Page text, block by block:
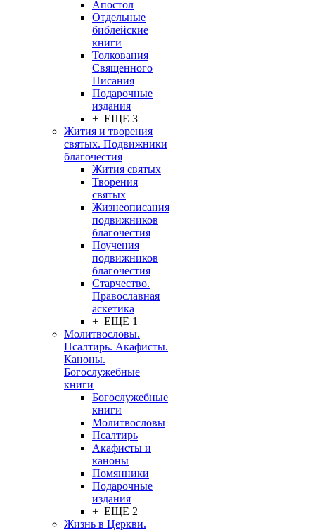
Апостол
Отдельные
библейские
книги
Толкования
Священного
Писания
Подарочные
издания
+ ЕЩЕ 3
Жития и творения
святых. Подвижники
благочестия
Жития святых
Творения
святых
Жизнеописания
подвижников
благочестия
Поучения
подвижников
благочестия
Старчество.
Православная
аскетика
+ ЕЩЕ 1
Молитвословы.
Псалтирь. Акафисты.
Каноны.
Богослужебные
книги
Богослужебные
книги
Молитвословы
Псалтирь
Акафисты и
каноны
Помянники
Подарочные
издания
+ ЕЩЕ 2
Жизнь в Церкви.